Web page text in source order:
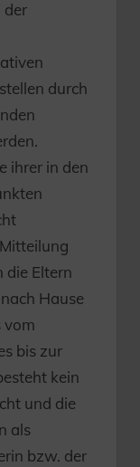
der
durch
ihrer in den
die Eltern
Hause
vom
bis zur
kein
und die
als
bzw. der